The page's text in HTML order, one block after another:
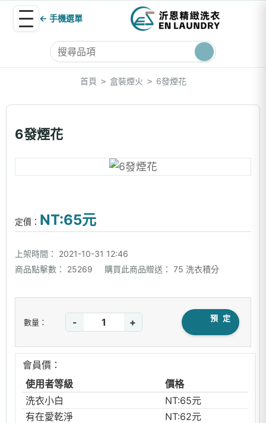
← 手機選單
首頁 > 盒裝煙火 > 6發煙花
6發煙花
定價： NT:65元
上架時間：
2021-10-31 12:46
商品點擊數：
25269 購買此商品贈送： 75 洗衣積分
數量： - + 預 定
會員價：
使用者等級
價格
洗衣小白
NT:65元
有在愛乾淨
NT:62元